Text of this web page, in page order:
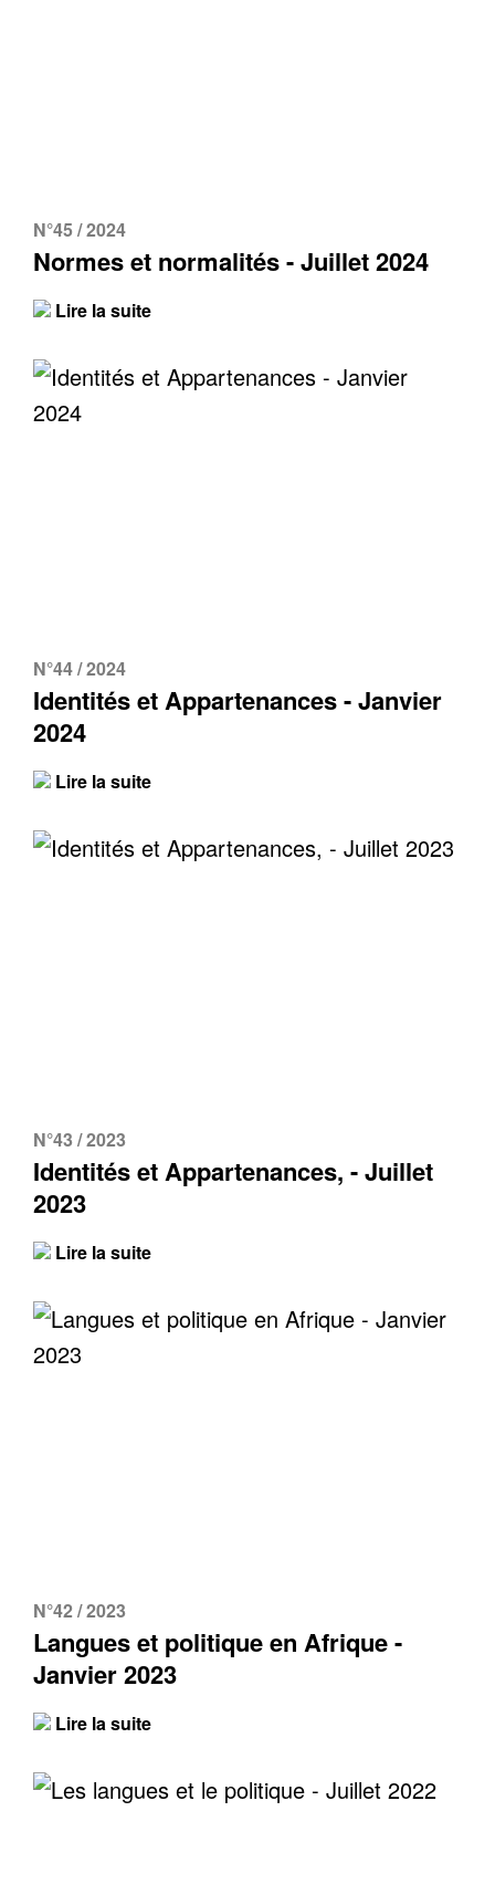
N°45 / 2024
Normes et normalités - Juillet 2024
Lire la suite
N°44 / 2024
Identités et Appartenances - Janvier
2024
Lire la suite
N°43 / 2023
Identités et Appartenances, - Juillet
2023
Lire la suite
N°42 / 2023
Langues et politique en Afrique -
Janvier 2023
Lire la suite